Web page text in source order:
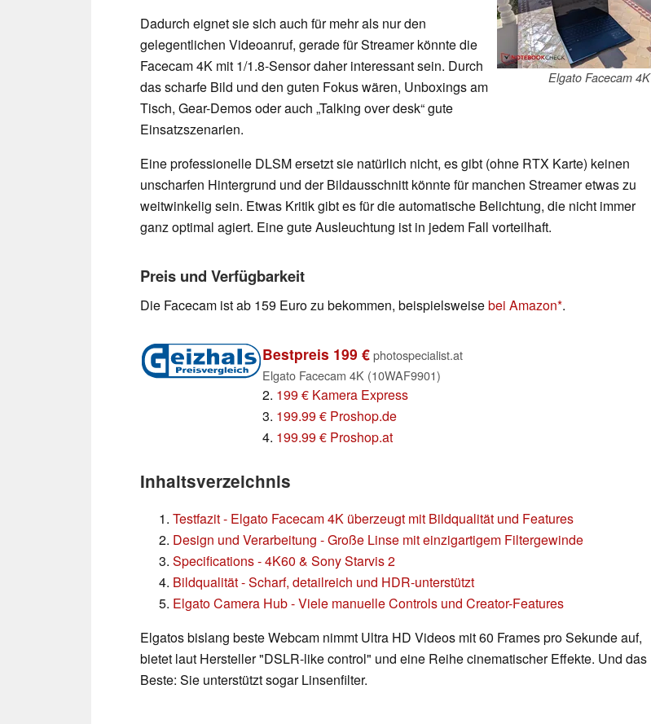
Elgato Facecam 4K
Dadurch eignet sie sich auch für mehr als nur den
gelegentlichen Videoanruf, gerade für Streamer könnte die
Facecam 4K mit 1/1.8-Sensor daher interessant sein. Durch
das scharfe Bild und den guten Fokus wären, Unboxings am
Tisch, Gear-Demos oder auch „Talking over desk“ gute
Einsatzszenarien.
Eine professionelle DLSM ersetzt sie natürlich nicht, es gibt (ohne RTX Karte) keinen
unscharfen Hintergrund und der Bildausschnitt könnte für manchen Streamer etwas zu
weitwinkelig sein. Etwas Kritik gibt es für die automatische Belichtung, die nicht immer
ganz optimal agiert. Eine gute Ausleuchtung ist in jedem Fall vorteilhaft.
Preis und Verfügbarkeit
Die Facecam ist ab 159 Euro zu bekommen, beispielsweisebei Amazon .
Bestpreis 199 €photospecialist.at
Elgato Facecam 4K (10WAF9901)
2. 199 € Kamera Express
3. 199.99 € Proshop.de
4. 199.99 € Proshop.at
Inhaltsverzeichnis
Testfazit - Elgato Facecam 4K überzeugt mit Bildqualität und Features
Design und Verarbeitung - Große Linse mit einzigartigem Filtergewinde
Specifications - 4K60 & Sony Starvis 2
Bildqualität - Scharf, detailreich und HDR-unterstützt
Elgato Camera Hub - Viele manuelle Controls und Creator-Features
Elgatos bislang beste Webcam nimmt Ultra HD Videos mit 60 Frames pro Sekunde auf,
bietet laut Hersteller "DSLR-like control" und eine Reihe cinematischer Effekte. Und das
Beste: Sie unterstützt sogar Linsenfilter.